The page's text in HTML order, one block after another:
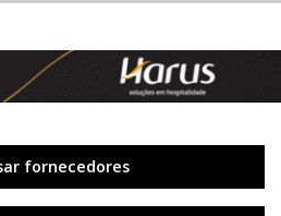
fornecedores